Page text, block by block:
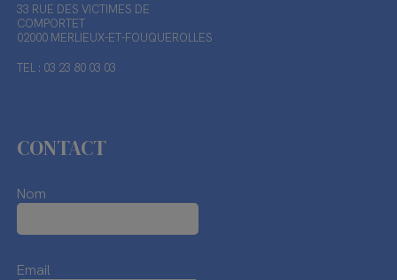
33 RUE DES VICTIMES DE
COMPORTET
02000 MERLIEUX-ET-FOUQUEROLLES
TEL : 03 23 80 03 03
CONTACT
Nom
Email